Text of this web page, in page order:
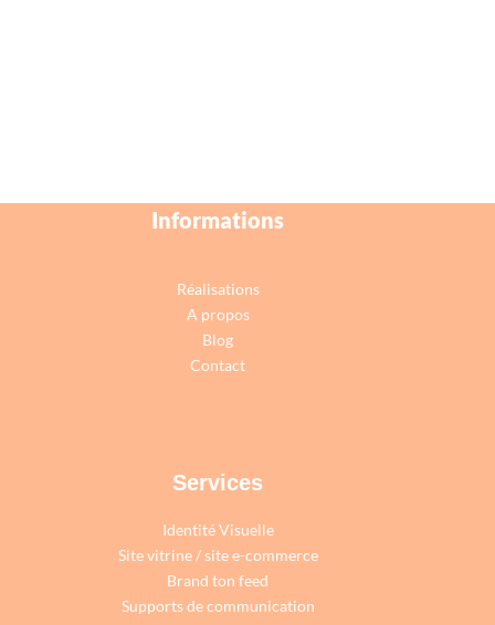
Informations
Réalisations
A propos
Blog
Contact
Services
Identité Visuelle
Site vitrine/site e-commerce
Brand ton feed
Supports de communication